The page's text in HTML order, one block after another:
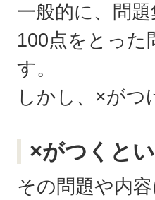
一般的に、問
100点をとった
す。
しかし、×がつ
×がつくと
その問題や内